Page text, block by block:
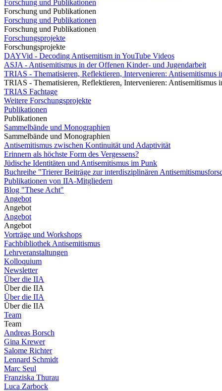
Forschung und Publikationen
Forschung und Publikationen
Forschung und Publikationen
Forschung und Publikationen
Forschungsprojekte
Forschungsprojekte
DAYVid - Decoding Antisemitism in YouTube Videos
ASJA - Antisemitismus in der Offenen Kinder- und Jugendarbeit
TRIAS - Thematisieren, Reflektieren, Intervenieren: Antisemitismus
TRIAS - Thematisieren, Reflektieren, Intervenieren: Antisemitismus
TRIAS Fachtage
Weitere Forschungsprojekte
Publikationen
Publikationen
Sammelbände und Monographien
Sammelbände und Monographien
Antisemitismus zwischen Kontinuität und Adaptivität
Erinnern als höchste Form des Vergessens?
Jüdische Identitäten und Antisemitismus im Punk
Buchreihe "Trierer Beiträge zur interdisziplinären
Publikationen von IIA-Mitgliedern
Blog "These Acht"
Angebot
Angebot
Angebot
Angebot
Vorträge und Workshops
Fachbibliothek Antisemitismus
Lehrveranstaltungen
Kolloquium
Newsletter
Über die IIA
Über die IIA
Über die IIA
Über die IIA
Team
Team
Andreas Borsch
Gina Krewer
Salome Richter
Lennard Schmidt
Marc Seul
Franziska Thurau
Luca Zarbock